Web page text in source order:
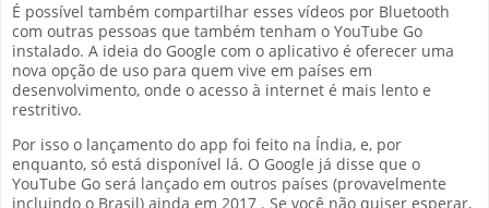
É possível também compartilhar esses vídeos por Bluetooth
com outras pessoas que também tenham o YouTube Go
instalado. A ideia do Google com o aplicativo é oferecer uma
nova opção de uso para quem vive em países em
desenvolvimento, onde o acesso à internet é mais lento e
restritivo.
Por isso o lançamento do app foi feito na Índia, e, por
enquanto, só está disponível lá. O Google já disse que o
YouTube Go será lançado em outros países (provavelmente
incluindo o Brasil) ainda em 2017 . Se você não quiser esperar,